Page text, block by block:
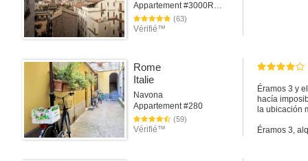
Appartement #3000Rome
(63)
Vérifié™
Rome
Italie
Navona
Appartement #280
(59)
Vérifié™
Éramos 3 y
hacía
la ubicación
Éramos 3,